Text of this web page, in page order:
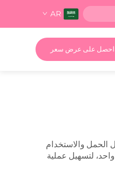
AR
احصل على عرض سعر
الحمل والاستخدام
لتسهيل عملية